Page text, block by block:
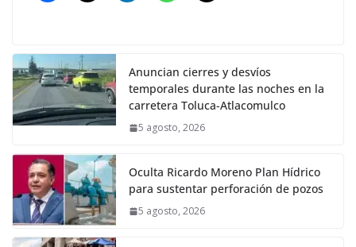
Anuncian cierres y desvíos
temporales durante las noches en la
carretera Toluca-Atlacomulco
5 agosto, 2026
Oculta Ricardo Moreno Plan Hídrico
para sustentar perforación de pozos
5 agosto, 2026